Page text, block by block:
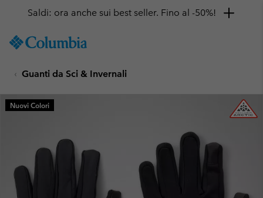
TO
SKIP
MAIN
NAV
SEARCH
Saldi: ora anche sui best seller. Fino al -50%!
Guanti da Sci & Invernali
Nuovi Colori